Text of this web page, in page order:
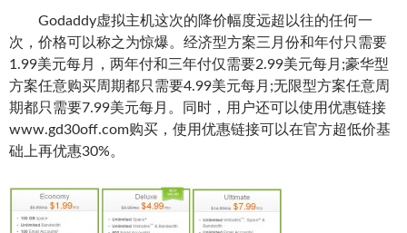
Godaddy虚拟主机这次的降价幅度远超以往的任何一
次，价格可以称之为惊爆。经济型方案三月份和年付只需要
1.99美元每月，两年付和三年付仅需要2.99美元每月;豪华型
方案任意购买周期都只需要4.99美元每月;无限型方案任意周
期都只需要7.99美元每月。同时，用户还可以使用优惠链接
www.gd30off.com购买，使用优惠链接可以在官方超低价基
础上再优惠30%。